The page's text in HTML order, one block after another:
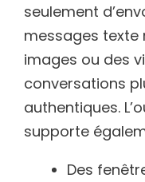
seulement
messages texte
images ou des
conversations
authentiques.
supporte
Des